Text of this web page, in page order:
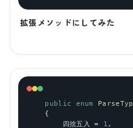
拡張メソッドにしてみた
public enum
    {
        四捨五入 =
1 ,